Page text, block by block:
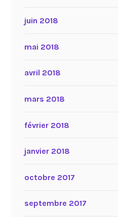
juin 2018
mai 2018
avril 2018
mars 2018
février 2018
janvier 2018
octobre 2017
septembre 2017